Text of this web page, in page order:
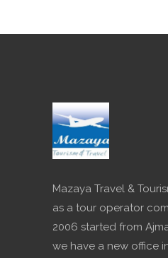
Mazaya Travel &
as a tour operator
2006 started from
we have a new office